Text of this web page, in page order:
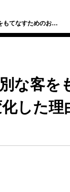
もてなすためのお…
な客
した理